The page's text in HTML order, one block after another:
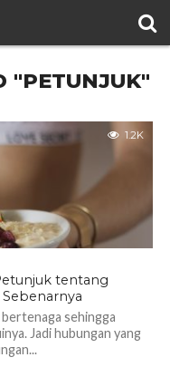
"PETUNJUK"
1.2K
tentang
sehingga
Jadi hubungan yang